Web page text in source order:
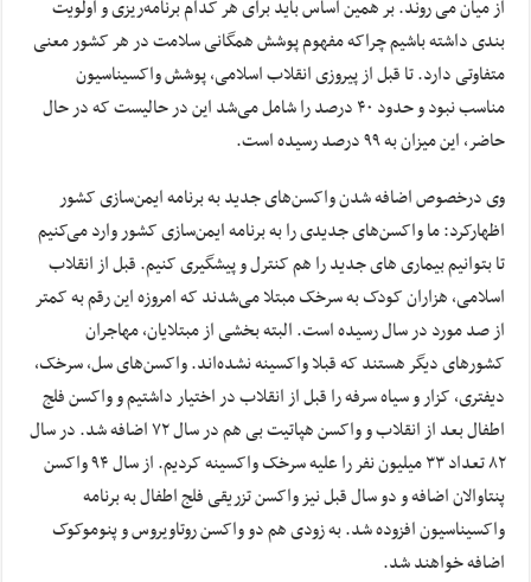
از میان می روند. بر همین اساس باید برای هر کدام برنامه‌ریزی و اولویت
بندی داشته باشیم چراکه مفهوم پوشش همگانی سلامت در هر کشور معنی
متفاوتی دارد. تا قبل از پیروزی انقلاب اسلامی، پوشش واکسیناسیون
مناسب نبود و حدود ۴۰ درصد را شامل می‌شد این در حالیست که در حال
حاضر، این میزان به ۹۹ درصد رسیده است.
وی درخصوص اضافه شدن واکسن‌های جدید به برنامه ایمن‌سازی کشور
اظهارکرد: ما واکسن‌های جدیدی را به برنامه ایمن‌سازی کشور وارد می‌کنیم
تا بتوانیم بیماری های جدید را هم کنترل و پیشگیری کنیم. قبل از انقلاب
اسلامی، هزاران کودک به سرخک مبتلا می‌شدند که امروزه این رقم به کمتر
از صد مورد در سال رسیده است. البته بخشی از مبتلایان، مهاجران
کشورهای دیگر هستند که قبلا واکسینه نشده‌اند. واکسن‌های سل، سرخک،
دیفتری، کزار و سیاه سرفه را قبل از انقلاب در اختیار داشتیم و واکسن فلج
اطفال بعد از انقلاب و واکسن هپاتیت بی هم در سال ۷۲ اضافه شد. در سال
۸۲ تعداد ۳۳ میلیون نفر را علیه سرخک واکسینه کردیم. از سال ۹۴ واکسن
پنتاوالان اضافه و دو سال قبل نیز واکسن تزریقی فلج اطفال به برنامه
واکسیناسیون افزوده شد. به زودی هم دو واکسن روتاویروس و پنوموکوک
اضافه خواهند شد.